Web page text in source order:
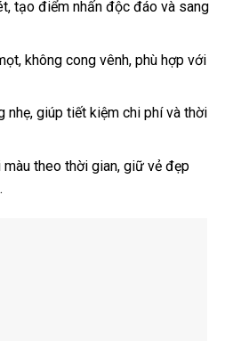
tạo điểm nhấn độc đáo và sang
không cong vênh, phù hợp với
nhẹ, giúp tiết kiệm chi phí và thời
theo thời gian, giữ vẻ đẹp